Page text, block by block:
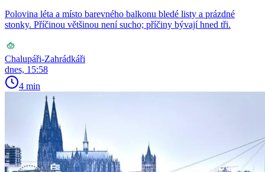
Polovina léta a místo barevného balkonu bledé listy a prázdné
stonky. Příčinou většinou není sucho; příčiny bývají hned tři.
Chalupáři-Zahrádkáři
dnes, 15:58
4 min